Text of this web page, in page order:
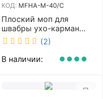
КОД: MFHA-M-40/C
Плоский моп для
швабры ухо-карман
белый 40 см NV MFHA-
M-40/C
(2)
В наличии: